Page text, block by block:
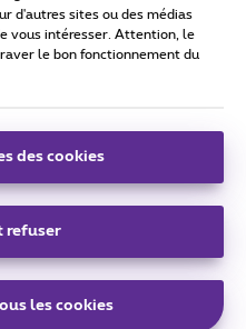
1030 Bruxelles.
d'autres sites ou des médias
vous intéresser. Attention, le
le bon fonctionnement du
des cookies
refuser
les cookies